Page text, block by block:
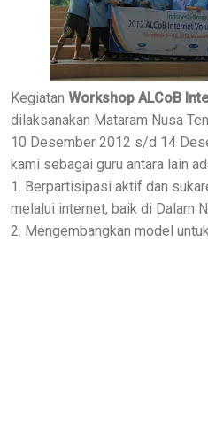
Kegiatan Workshop ALCoB
dilaksanakan Mataram Nusa
10 Desember 2012 s/d 14
kami sebagai guru antara lain
1. Berpartisipasi aktif dan
melalui internet, baik di Dalam
2. Mengembangkan model